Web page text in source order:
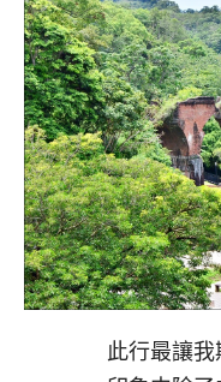
此行最讓